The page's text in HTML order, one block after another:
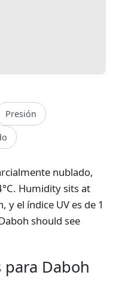
Presión
nublado,
Humidity sits at
y el índice UV es de 1
should see
Daboh